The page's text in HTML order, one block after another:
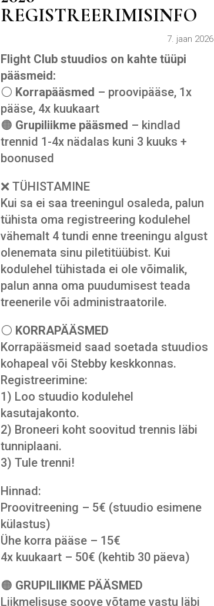
REGISTREERIMISINFO
7. jaan 2026
Flight Club stuudios on kahte tüüpi
pääsmeid:
⚪ Korrapääsmed – proovipääse, 1x
pääse, 4x kuukaart
🟠 Grupiliikme pääsmed – kindlad
trennid 1-4x nädalas kuni 3 kuuks +
boonused
❌ TÜHISTAMINE
Kui sa ei saa treeningul osaleda, palun
tühista oma registreering kodulehel
vähemalt 4 tundi enne treeningu algust
olenemata sinu piletitüübist. Kui
kodulehel tühistada ei ole võimalik,
palun anna oma puudumisest teada
treenerile või administraatorile.
⚪ KORRAPÄÄSMED
Korrapääsmeid saad soetada stuudios
kohapeal või Stebby keskkonnas.
Registreerimine:
1) Loo stuudio kodulehel
kasutajakonto.
2) Broneeri koht soovitud trennis läbi
tunniplaani.
3) Tule trenni!
Hinnad:
Proovitreening – 5€ (stuudio esimene
külastus)
Ühe korra pääse – 15€
4x kuukaart – 50€ (kehtib 30 päeva)
🟠 GRUPILIIKME PÄÄSMED
Liikmelisuse soove võtame vastu läbi